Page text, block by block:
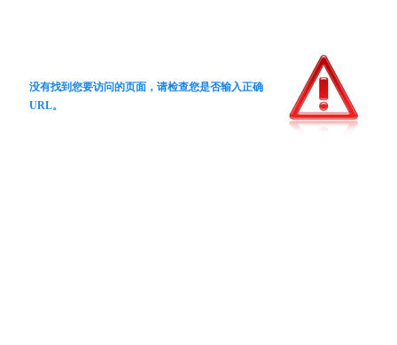
没有找到您要访问的页面，请检查您是否输入正确
URL。